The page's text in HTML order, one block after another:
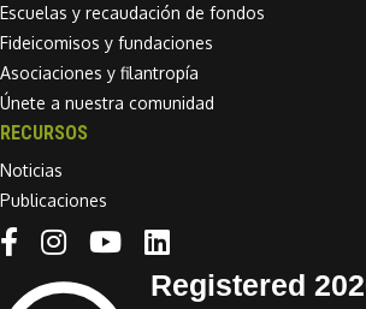
Escuelas y recaudación de fondos
Fideicomisos y fundaciones
Asociaciones y filantropía
Únete a nuestra comunidad
RECURSOS
Noticias
Publicaciones
Linkedin link